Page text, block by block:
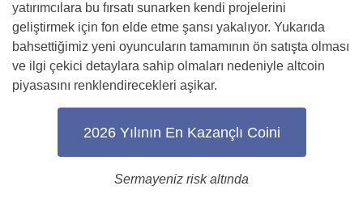
yatırımcılara bu fırsatı sunarken kendi projelerini
geliştirmek için fon elde etme şansı yakalıyor. Yukarıda
bahsettiğimiz yeni oyuncuların tamamının ön satışta olması
ve ilgi çekici detaylara sahip olmaları nedeniyle altcoin
piyasasını renklendirecekleri aşikar.
2026 Yılının En Kazançlı Coini
Sermayeniz risk altında